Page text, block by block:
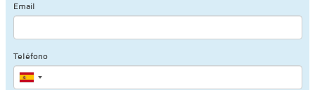
Email
Teléfono